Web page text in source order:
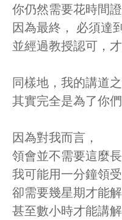
你仍然需要花時間證
因為最終， 必須達
並經過教授認可，才
同樣地，我的講道
其實完全是為了你們
因為對我而言，
領會並不需要這麼長
我可能用一分鐘領
卻需要幾星期才能
甚至數小時才能講解